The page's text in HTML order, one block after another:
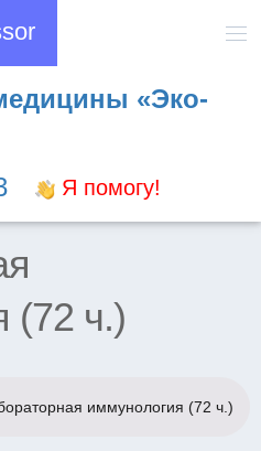
«Эко-
Я помогу!
(72 ч.)
иммунология (72 ч.)